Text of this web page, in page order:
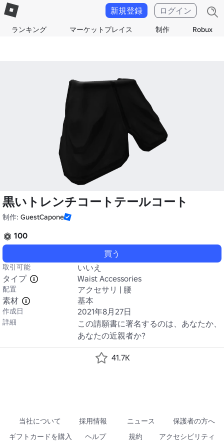
ランキング マーケットプレイス 制作 Robux
新規登録 ログイン
黒いトレンチコートテールコート
制作: GuestCapone
100
買う
取引可能
いいえ
タイプ
Waist Accessories
配置
アクセサリ | 腰
素材
基本
作成日 2021年8月27日
詳細
この請願書に署名するのは、あなたか、
あなたの近親者か?
41.7K
当社について 採用情報 ニュース
保護者の方へ
ギフトカードを購入
ヘルプ 規約 アクセシビリティ